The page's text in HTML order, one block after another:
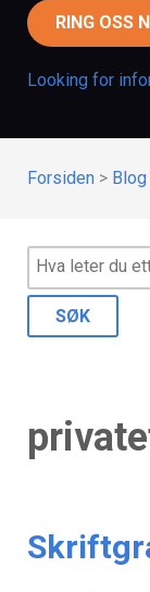
RING OSS
Looking for
Forsiden > Blog